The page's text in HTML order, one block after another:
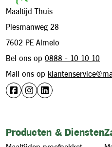
Maaltijd Thuis
Plesmanweg 28
7602 PE Almelo
Bel ons op 0888 - 10 10 10
Mail ons op
Producten & Diensten